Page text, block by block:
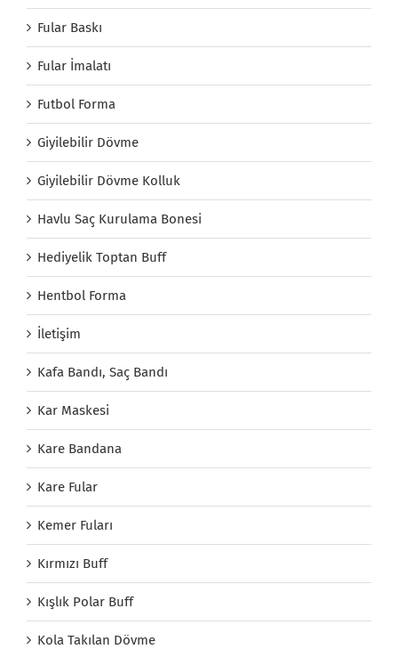
Fular Baskı
Fular İmalatı
Futbol Forma
Giyilebilir Dövme
Giyilebilir Dövme Kolluk
Havlu Saç Kurulama Bonesi
Hediyelik Toptan Buff
Hentbol Forma
İletişim
Kafa Bandı, Saç Bandı
Kar Maskesi
Kare Bandana
Kare Fular
Kemer Fuları
Kırmızı Buff
Kışlık Polar Buff
Kola Takılan Dövme